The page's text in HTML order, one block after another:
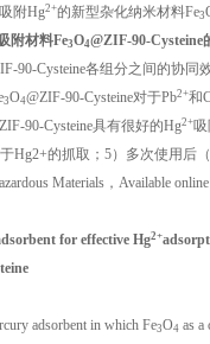
附Hg2+的新型杂化纳米材料Fe3
附材料Fe3O4@ZIF-90-Cysteine
90-Cysteine各组分之间的协同
3O4@ZIF-90-Cysteine对于Pb2+和
90-Cysteine具有很好的Hg2+
Hg2+的抓取；5）多次使用后
Materials，Available online
for effective Hg2+
adsorbent in which Fe3O4 as a